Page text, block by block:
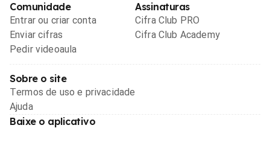
Comunidade
Entrar ou criar conta
Enviar cifras
Pedir videoaula
Assinaturas
Cifra Club PRO
Cifra Club Academy
Sobre o site
Termos de uso e privacidade
Ajuda
Baixe o aplicativo